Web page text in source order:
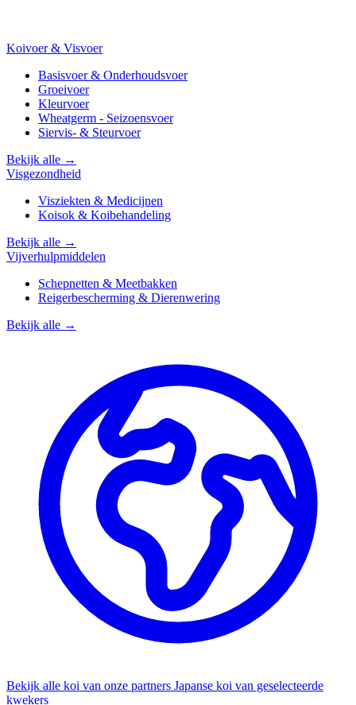
Koivoer & Visvoer
Basisvoer & Onderhoudsvoer
Groeivoer
Kleurvoer
Wheatgerm - Seizoensvoer
Siervis- & Steurvoer
Bekijk alle →
Visgezondheid
Visziekten & Medicijnen
Koisok & Koibehandeling
Bekijk alle →
Vijverhulpmiddelen
Schepnetten & Meetbakken
Reigerbescherming & Dierenwering
Bekijk alle →
Bekijk alle koi van onze partners Japanse koi van geselecteerde
kwekers